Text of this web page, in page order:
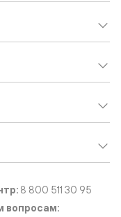
8 800 511 30 95
вопросам: